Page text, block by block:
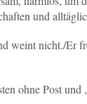
und
weint nicht./Er
ohne Post